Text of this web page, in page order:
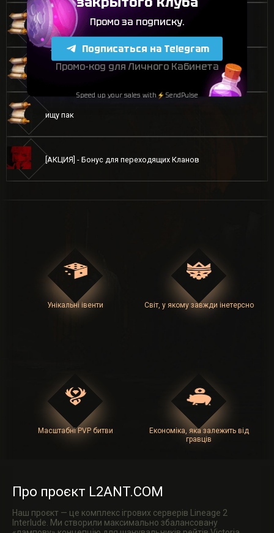
[АКЦИЯ] - ТОП Стример L2ANT.COM
UFC Team стартует !!
ищу пак
[АКЦИЯ] - Бонус для переходящих Кланов
Унікальні івенти Світ, у якому завжди інетерсно
Масштабні PVP битви
Економіка, яка залежить від
гравців
Про проєкт L2ANT.COM
Наш проєкт — це комплекс ігрових серверів Lineage 2
Interlude. Ми створили максимально збалансовану